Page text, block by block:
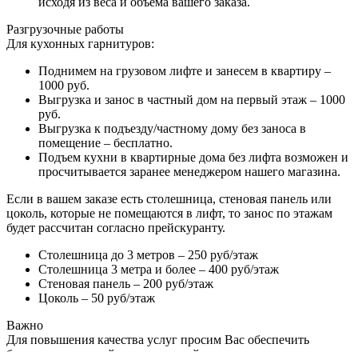
Разгрузочные работы
Для кухонных гарнитуров:
Поднимем на грузовом лифте и занесем в квартиру –
1000 руб.
Выгрузка и занос в частный дом на первый этаж – 1000
руб.
Выгрузка к подъезду/частному дому без заноса в
помещение – бесплатно.
Подъем кухни в квартирные дома без лифта возможен и
просчитывается заранее менеджером нашего магазина.
Если в вашем заказе есть столешница, стеновая панель или
цоколь, которые не помещаются в лифт, то занос по этажам
будет рассчитан согласно прейскуранту.
Столешница до 3 метров – 250 руб/этаж
Столешница 3 метра и более – 400 руб/этаж
Стеновая панель – 200 руб/этаж
Цоколь – 50 руб/этаж
Важно
Для повышения качества услуг просим Вас обеспечить